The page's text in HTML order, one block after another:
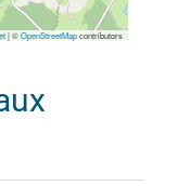
|©OpenStreetMapcontributors